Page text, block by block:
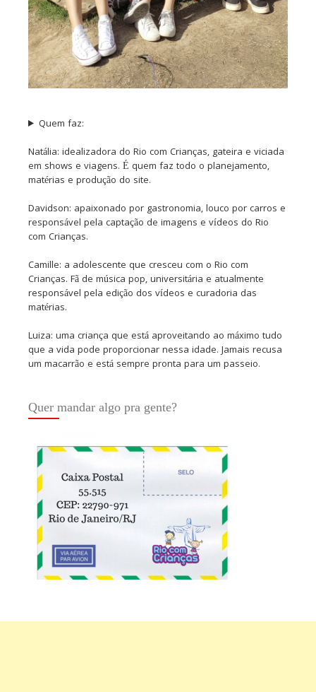
Quem faz:
Natália: idealizadora do Rio com Crianças, gateira e viciada
em shows e viagens. É quem faz todo o planejamento,
matérias e produção do site.
Davidson: apaixonado por gastronomia, louco por carros e
responsável pela captação de imagens e vídeos do Rio
com Crianças.
Camille: a adolescente que cresceu com o Rio com
Crianças. Fã de música pop, universitária e atualmente
responsável pela edição dos vídeos e curadoria das
matérias.
Luiza: uma criança que está aproveitando ao máximo tudo
que a vida pode proporcionar nessa idade. Jamais recusa
um macarrão e está sempre pronta para um passeio.
Quer mandar algo pra gente?